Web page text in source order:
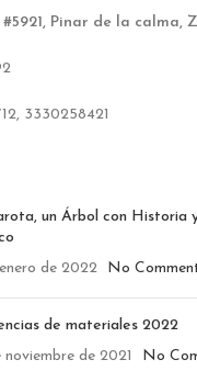
Pinar de la calma,
3330258421
un Árbol con Historia
enero de 2022
No
de materiales 2022
noviembre de 2021
No